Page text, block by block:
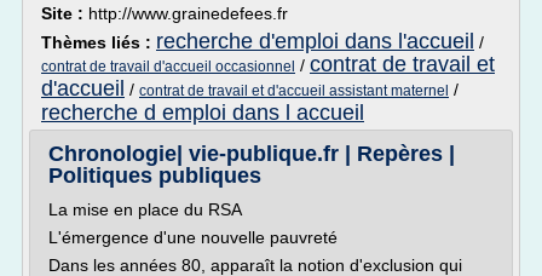
Site : http://www.grainedefees.fr
Thèmes liés : recherche d'emploi dans l'accueil /
contrat de travail d'accueil occasionnel / contrat de travail et
d'accueil / contrat de travail et d'accueil assistant maternel /
recherche d emploi dans l accueil
Chronologie| vie-publique.fr | Repères |
Politiques publiques
La mise en place du RSA
L'émergence d'une nouvelle pauvreté
Dans les années 80, apparaît la notion d'exclusion qui